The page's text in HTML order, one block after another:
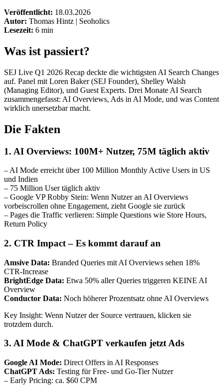
Veröffentlicht: 18.03.2026
Autor: Thomas Hintz | Seoholics
Lesezeit: 6 min
Was ist passiert?
SEJ Live Q1 2026 Recap deckte die wichtigsten AI Search Changes
auf. Panel mit Loren Baker (SEJ Founder), Shelley Walsh
(Managing Editor), und Guest Experts. Drei Monate AI Search
zusammengefasst: AI Overviews, Ads in AI Mode, und was Content
wirklich unersetzbar macht.
Die Fakten
1. AI Overviews: 100M+ Nutzer, 75M täglich aktiv
– AI Mode erreicht über 100 Million Monthly Active Users in US
und Indien
– 75 Million User täglich aktiv
– Google VP Robby Stein: Wenn Nutzer an AI Overviews
vorbeiscrollen ohne Engagement, zieht Google sie zurück
– Pages die Traffic verlieren: Simple Questions wie Store Hours,
Return Policy
2. CTR Impact – Es kommt darauf an
Amsive Data: Branded Queries mit AI Overviews sehen 18%
CTR-Increase
BrightEdge Data: Etwa 50% aller Queries triggeren KEINE AI
Overview
Conductor Data: Noch höherer Prozentsatz ohne AI Overviews
Key Insight: Wenn Nutzer der Source vertrauen, klicken sie
trotzdem durch.
3. AI Mode & ChatGPT verkaufen jetzt Ads
Google AI Mode: Direct Offers in AI Responses
ChatGPT Ads: Testing für Free- und Go-Tier Nutzer
– Early Pricing: ca. $60 CPM